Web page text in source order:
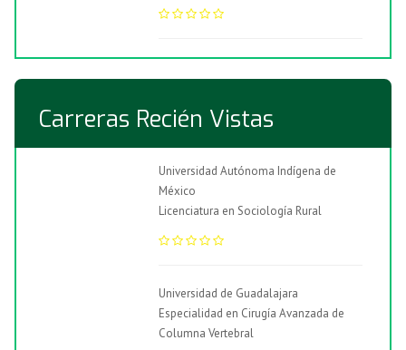
Carreras Recién Vistas
Universidad Autónoma Indígena de
México
Licenciatura en Sociología Rural
Universidad de Guadalajara
Especialidad en Cirugía Avanzada de
Columna Vertebral